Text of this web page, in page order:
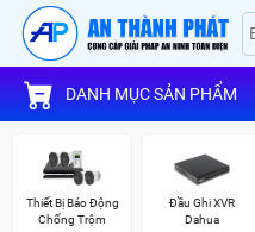
DANH MỤC SẢN PHẨM
Thiết Bị Báo Động
Chống Trộm
Đầu Ghi XVR
Dahua